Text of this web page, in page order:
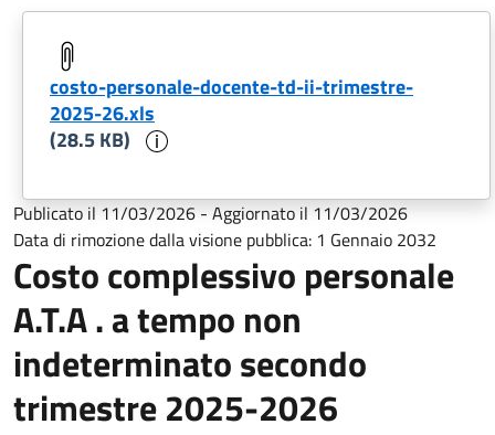
costo-personale-docente-td-ii-trimestre-
2025-26.xls
(28.5 KB)
Publicato il11/03/2026-Aggiornato il11/03/2026
Data di rimozione dalla visione pubblica: 1 Gennaio 2032
Costo complessivo personale
A.T.A . a tempo non
indeterminato secondo
trimestre 2025-2026